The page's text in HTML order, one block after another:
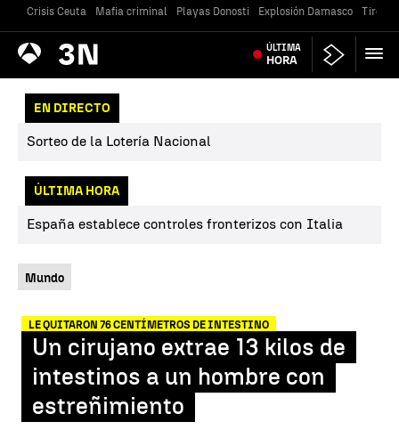
Crisis Ceuta Mafia criminal Playas Donosti Explosión Damasco Tiroteo
Antena
3 Noticias ÚLTIMA
HORA
EN DIRECTO
Sorteo de la Lotería Nacional
ÚLTIMA HORA
España establece controles fronterizos con Italia
Mundo
LE QUITARON 76 CENTÍMETROS DE INTESTINO
Un cirujano extrae 13 kilos de
intestinos a un hombre con
estreñimiento